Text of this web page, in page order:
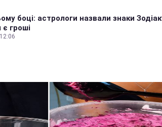
боці: астрологи назвали знаки
гроші